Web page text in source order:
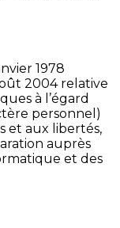
1978
2004 relative
à l’égard
personnel)
et aux libertés,
auprès
et des